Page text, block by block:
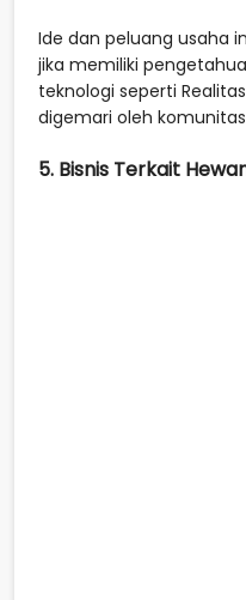
Ide dan peluang usaha
jika memiliki
teknologi seperti
digemari oleh
5. Bisnis Terkait